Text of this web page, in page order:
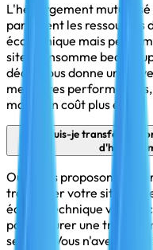
L'hébergement mutualisé
partagent les ressources
économique mais peut
sites consomme
dédié vous donne un
meilleures performances,
mais à un coût plus élevé.
Puis-je transférer
Oui, nous proposons un
transférer votre site web
équipe technique vous
pour assurer une
service. Vous n'avez rien